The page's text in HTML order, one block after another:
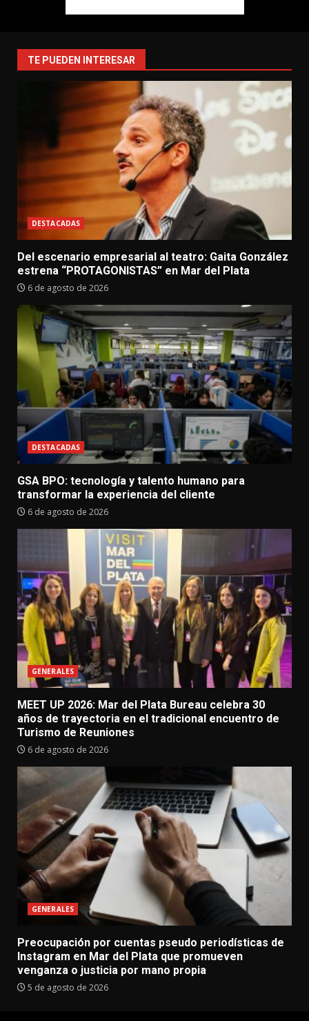
TE PUEDEN INTERESAR
DESTACADAS
Del escenario empresarial al teatro: Gaita González
estrena “PROTAGONISTAS” en Mar del Plata
6 de agosto de 2026
DESTACADAS
GSA BPO: tecnología y talento humano para
transformar la experiencia del cliente
6 de agosto de 2026
GENERALES
MEET UP 2026: Mar del Plata Bureau celebra 30
años de trayectoria en el tradicional encuentro de
Turismo de Reuniones
6 de agosto de 2026
GENERALES
Preocupación por cuentas pseudo periodísticas de
Instagram en Mar del Plata que promueven
venganza o justicia por mano propia
5 de agosto de 2026